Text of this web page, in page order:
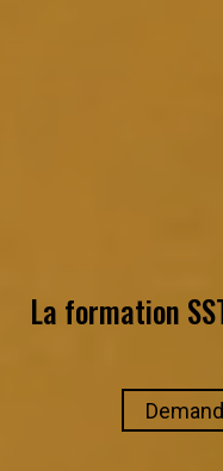
La formation